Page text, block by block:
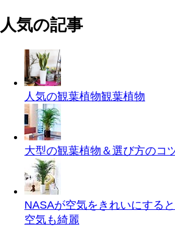
人気の記事
人気の観葉植物観葉植物
大型の観葉植物＆選び方のコ
NASAが空気をきれいにする
空気も綺麗